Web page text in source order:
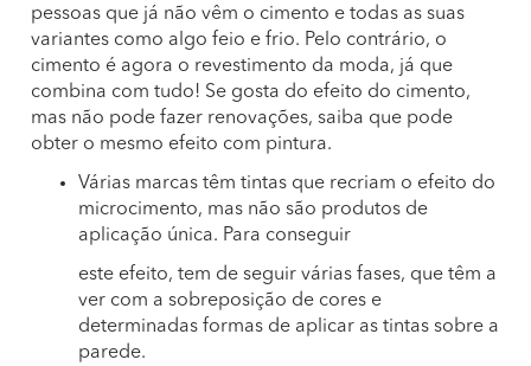
pessoas que já não vêm o cimento e todas as suas
variantes como algo feio e frio. Pelo contrário, o
cimento é agora o revestimento da moda, já que
combina com tudo! Se gosta do efeito do cimento,
mas não pode fazer renovações, saiba que pode
obter o mesmo efeito com pintura.
Várias marcas têm tintas que recriam o efeito do
microcimento, mas não são produtos de
aplicação única. Para conseguir
este efeito, tem de seguir várias fases, que têm a
ver com a sobreposição de cores e
determinadas formas de aplicar as tintas sobre a
parede.